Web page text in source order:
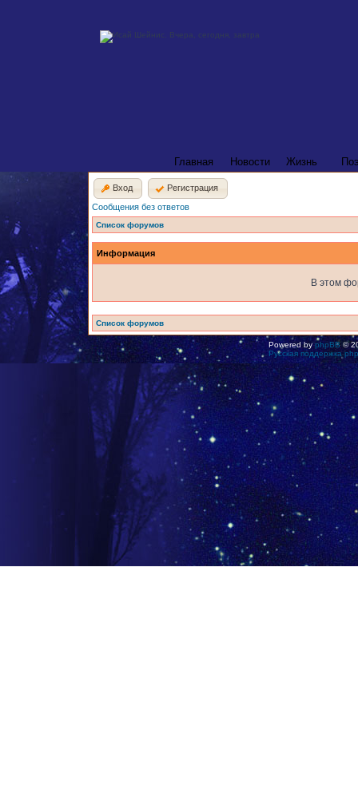
Главная Новости Жизнь
Вход
Регистрация
Сообщения без ответов
Список форумов
Информация
В этом
Список форумов
Powered by phpBB©
Русская поддержка